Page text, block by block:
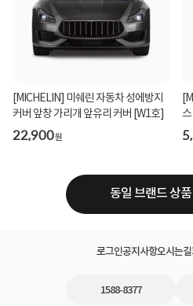
[MICHELIN] 미쉐린 자동차 성에방지
커버 앞창 가리개 앞유리 커버 [W1호]
22,900원
스
동일 브랜드 상품
로그인공지사항오시는길
1588-8377